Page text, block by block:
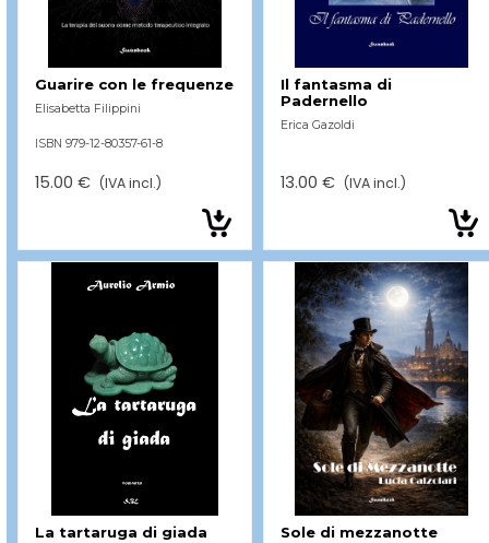
Guarire con le frequenze
Elisabetta Filippini
ISBN 979-12-80357-61-8
15.00 € (IVA incl.)
Il fantasma di
Padernello
Erica Gazoldi
13.00 € (IVA incl.)
La tartaruga di giada Sole di mezzanotte